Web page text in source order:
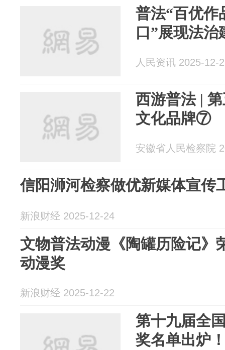
普法“百优作
口”展现法治
人民资讯 2025-12-
西游普法 |
文化品牌⑦
安徽省人民检察院
信阳浉河检察做优新媒体宣传
新浪财经 2025-12-24
文物普法动漫《陶罐历险记》
动漫奖
新浪财经 2025-12-22
第十九届全
奖名单出炉